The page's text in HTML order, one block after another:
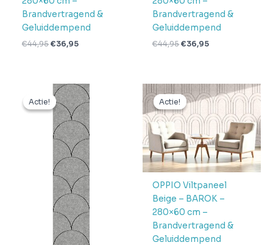
Brandvertragend &
Geluiddempend
€44,95€36,95
Brandvertragend &
Geluiddempend
€44,95€36,95
Actie!
Actie!
Oorspronkelijke
prijs
was:
€44,95.
Huidige
prijs
is:
€36,95.
Actie!
Actie!
OPPIO Viltpaneel
Beige – BAROK –
280×60 cm –
Brandvertragend &
Geluiddempend
Oorspronkelijke
prijs
was:
€44,95.
Huidige
prijs
€36,95.